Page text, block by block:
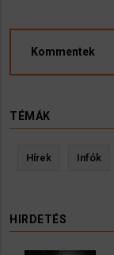
Kommentek
TÉMÁK
Hírek Infók
HIRDETÉS